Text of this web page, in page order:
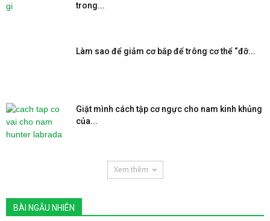
trong...
Làm sao để giảm cơ bắp để trông cơ thể “đỡ...
Giật mình cách tập cơ ngực cho nam kinh khủng
của...
Xem thêm
BÀI NGẪU NHIÊN